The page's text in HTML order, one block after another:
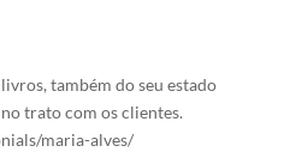
também do seu estado
trato com os clientes.
maria-alves/